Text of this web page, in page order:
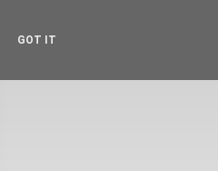
GOT IT